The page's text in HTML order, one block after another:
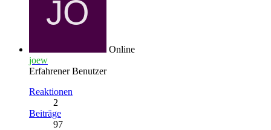
Online
joew
Erfahrener Benutzer
Reaktionen
2
Beiträge
97